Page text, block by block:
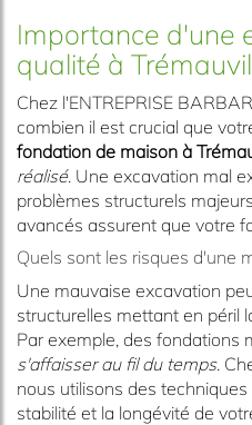
Importance d'une
qualité à
Chez l'ENTREPRISE
combien il est crucial que
fondation de maison à
réalisé. Une excavation mal
problèmes structurels
avancés assurent que votre
Quels sont les risques d'une
Une mauvaise excavation
structurelles mettant en péril
Par exemple, des fondations
s'affaisser au fil du temps.
nous utilisons des
stabilité et la longévité de